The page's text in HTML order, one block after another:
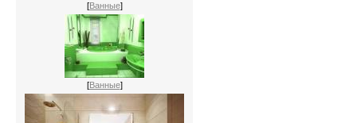
[Ванные]
[Ванные]